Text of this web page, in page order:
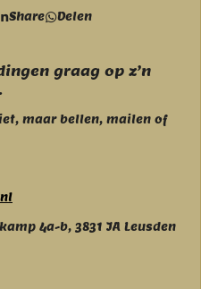
r
Share Delen
graag op z’n
maar bellen, mailen of
4a-b, 3831 JA Leusden